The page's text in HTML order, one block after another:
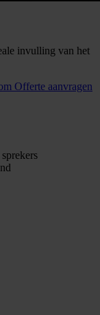
invulling van het
Offerte aanvragen